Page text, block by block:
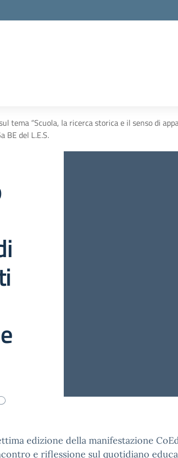
tema “Scuola, la ricerca storica e il senso di
BE del L.E.S.
edizione della manifestazione
e riflessione sul quotidiano